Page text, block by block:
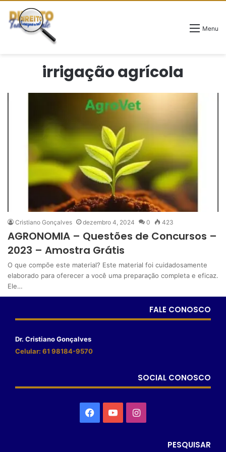
Menu
irrigação agrícola
Cristiano Gonçalves dezembro 4, 2024 0 423
AGRONOMIA – Questões de Concursos –
2023 – Amostra Grátis
O que compõe este material? Este material foi cuidadosamente
elaborado para oferecer a você uma preparação completa e eficaz.
Ele…
FALE CONOSCO
Dr. Cristiano Gonçalves
Celular: 61 98184-9570
SOCIAL CONOSCO
PESQUISAR